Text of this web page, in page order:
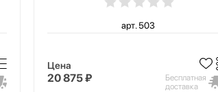
арт. 503
Цена
20 875 ₽
Бесплатная
доставка